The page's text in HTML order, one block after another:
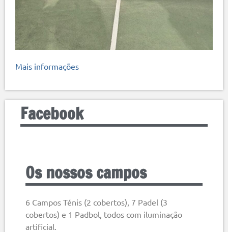
Mais informações
Facebook
Os nossos campos
6 Campos Ténis (2 cobertos), 7 Padel (3
cobertos) e 1 Padbol, todos com iluminação
artificial.